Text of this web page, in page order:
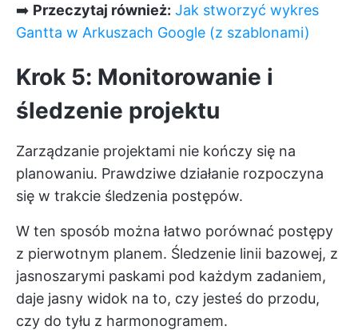
➡️ Przeczytaj również: Jak stworzyć wykres
Gantta w Arkuszach Google (z szablonami)
Krok 5: Monitorowanie i
śledzenie projektu
Zarządzanie projektami nie kończy się na
planowaniu. Prawdziwe działanie rozpoczyna
się w trakcie śledzenia postępów.
W ten sposób można łatwo porównać postępy
z pierwotnym planem. Śledzenie linii bazowej, z
jasnoszarymi paskami pod każdym zadaniem,
daje jasny widok na to, czy jesteś do przodu,
czy do tyłu z harmonogramem.